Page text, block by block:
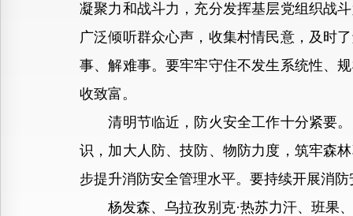
凝聚力和战斗力，充分发挥基层党组织战
广泛倾听群众心声，收集村情民意，及时
事、解难事。要牢牢守住不发生系统性、
收致富。
清明节临近，防火安全工作十分紧要。
识，加大人防、技防、物防力度，筑牢森
步提升消防安全管理水平。要持续开展消
杨发森、乌拉孜别克·热苏力汗、班果